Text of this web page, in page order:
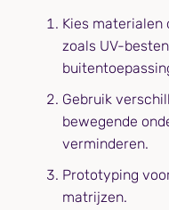
Kies materialen
zoals UV-
Gebruik
bewegende
verminderen.
Prototyping
matrijzen.